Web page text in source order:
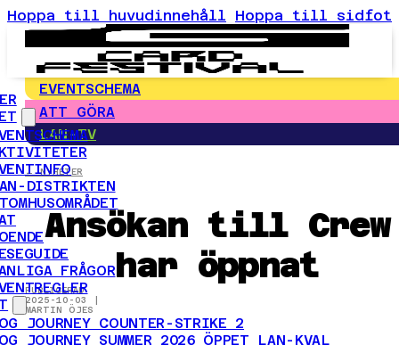
Hoppa till huvudinnehåll Hoppa till sidfot
DISTRIKTEN
FRÅGOR
JOURNEY COUNTER-STRIKE 2
JOURNEY SUMMER 2026 ÖPPET LAN-KVAL
EVENTSCHEMA
ATT GÖRA
LAN-TV
← NYHETER
Ansökan till Crew
har öppnat
PUBLICERAD
2025-10-03 |
MARTIN ÖJES